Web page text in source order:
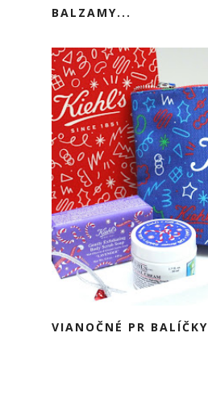
BALZAMY...
VIANOČNÉ PR BALÍČKY